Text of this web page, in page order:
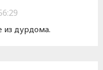
из дурдома.